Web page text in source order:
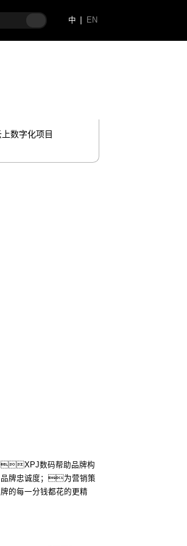
中 EN
数字化项目
XPJ数码帮助品牌构
牌忠诚度；为营销策
的每一分钱都花的更精